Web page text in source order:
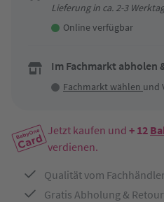
Lieferung in ca. 2-3
Online verfügbar
Im Fachmarkt abholen
Fachmarkt wählen und
Jetzt kaufen und + 12
verdienen.
Qualität vom Fachhändler
Gratis Abholung &